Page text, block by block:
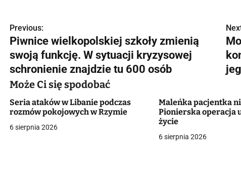
N
a
w
i
g
a
Previous:
Piwnice wielkopolskiej szkoły zmienią
swoją funkcję. W sytuacji kryzysowej
schronienie znajdzie tu 600 osób
Może Ci się spodobać
Seria ataków w Libanie podczas
rozmów pokojowych w Rzymie
6 sierpnia 2026
Maleńka pacjentka
Pionierska operacja
życie
6 sierpnia 2026